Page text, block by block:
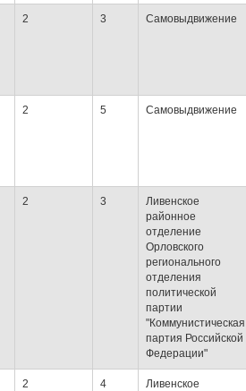
2 3 Самовыдвижение
2 5 Самовыдвижение
2 3
Ливенское
районное
отделение
Орловского
регионального
отделения
политической
партии
"Коммунистическая
партия Российской
Федерации"
2 4
Ливенское